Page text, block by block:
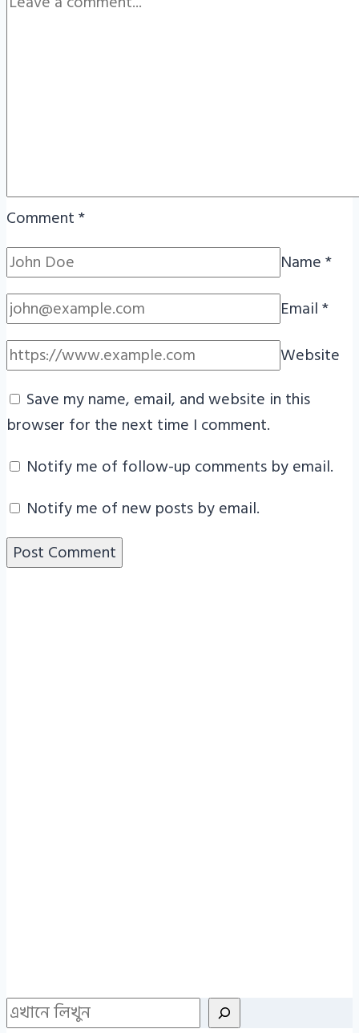
Comment*
Name*
Email*
Website
Save my name, email, and website in this
browser for the next time I comment.
Notify me of follow-up comments by email.
Notify me of new posts by email.
Search